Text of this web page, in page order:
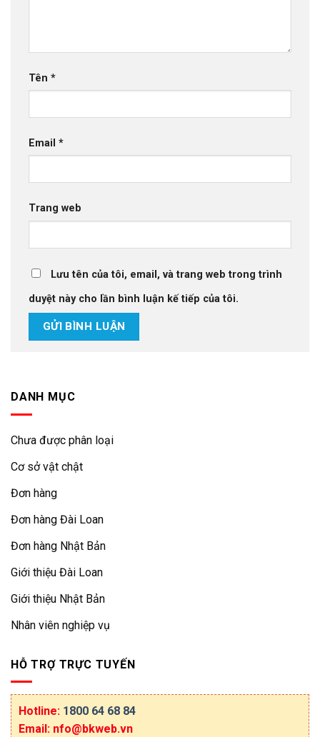
Tên *
Email *
Trang web
Lưu tên của tôi, email, và trang web trong trình
duyệt này cho lần bình luận kế tiếp của tôi.
DANH MỤC
Chưa được phân loại
Cơ sở vật chật
Đơn hàng
Đơn hàng Đài Loan
Đơn hàng Nhật Bản
Giới thiệu Đài Loan
Giới thiệu Nhật Bản
Nhân viên nghiệp vụ
HỖ TRỢ TRỰC TUYẾN
Hotline: 1800 64 68 84
Email: nfo@bkweb.vn